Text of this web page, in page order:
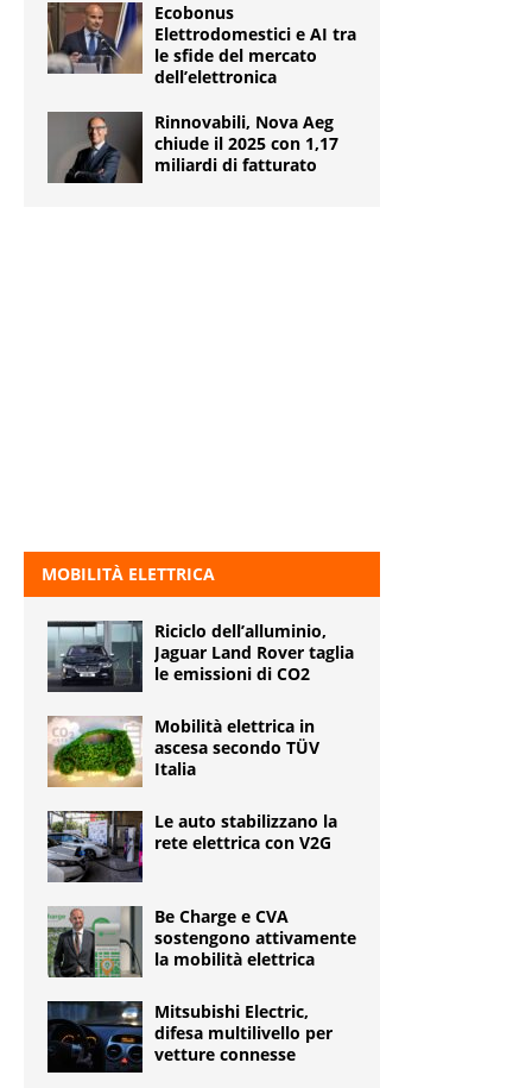
Ecobonus
Elettrodomestici e AI tra
le sfide del mercato
dell’elettronica
Rinnovabili, Nova Aeg
chiude il 2025 con 1,17
miliardi di fatturato
MOBILITÀ ELETTRICA
Riciclo dell’alluminio,
Jaguar Land Rover taglia
le emissioni di CO2
Mobilità elettrica in
ascesa secondo TÜV
Italia
Le auto stabilizzano la
rete elettrica con V2G
Be Charge e CVA
sostengono attivamente
la mobilità elettrica
Mitsubishi Electric,
difesa multilivello per
vetture connesse